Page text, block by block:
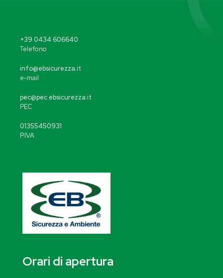
+39 0434 606640
Telefono
info@ebsicurezza.it
e-mail
pec@pec.ebsicurezza.it
PEC
01355450931
P.IVA
Orari di apertura